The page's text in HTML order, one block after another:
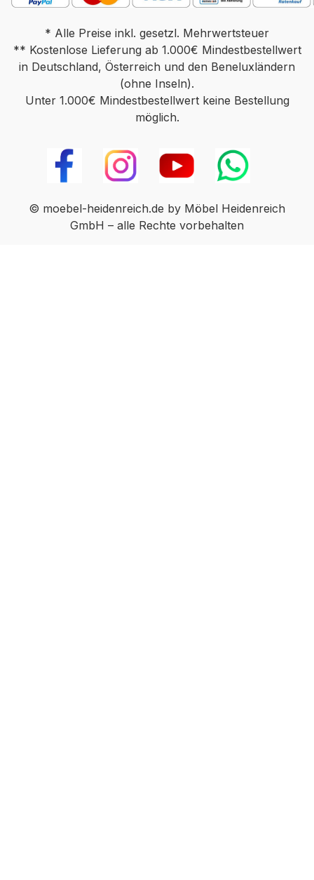
* Alle Preise inkl. gesetzl. Mehrwertsteuer
** Kostenlose Lieferung ab 1.000€ Mindestbestellwert
in Deutschland, Österreich und den Beneluxländern
(ohne Inseln).
Unter 1.000€ Mindestbestellwert keine Bestellung
möglich.
© moebel-heidenreich.de by Möbel Heidenreich
GmbH – alle Rechte vorbehalten